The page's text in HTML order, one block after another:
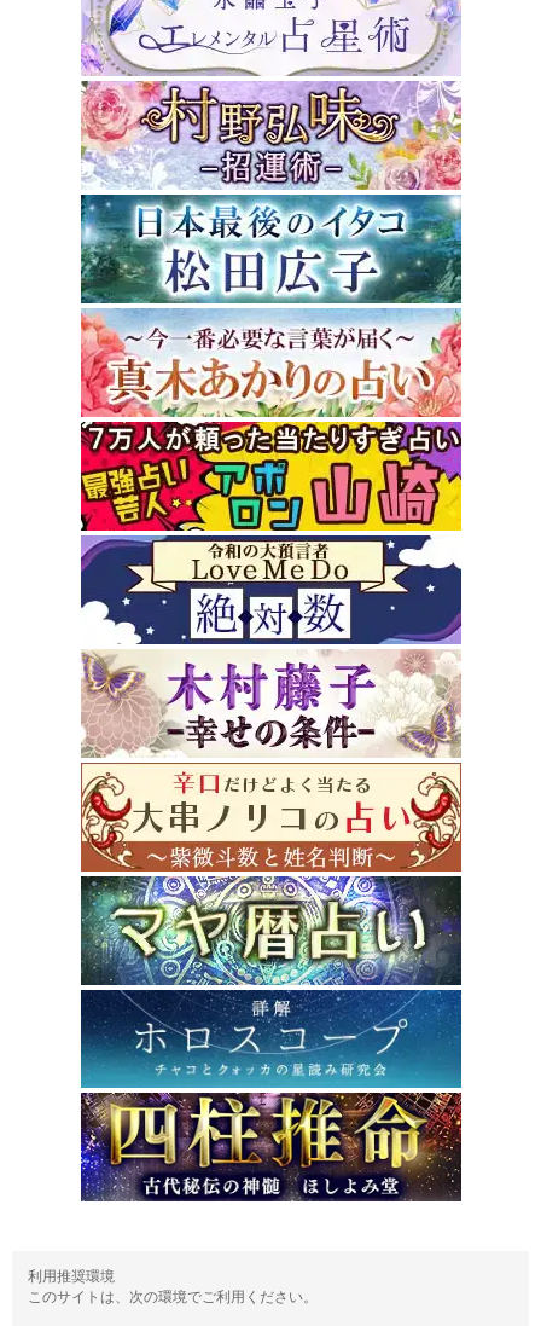
利用推奨環境
このサイトは、次の環境でご利用ください。